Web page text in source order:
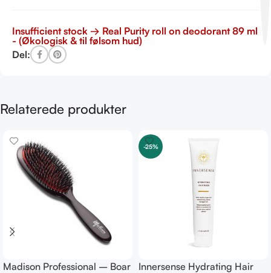
Insufficient stock → Real Purity roll on deodorant 89 ml
- (Økologisk & til følsom hud)
Del:
Relaterede produkter
Madison Professional – Boar
-25%
Innersense Hydrating Hair